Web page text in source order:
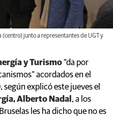
junto a representantes de UGT y
y Turismo“da por
acordados en el
, según explicó este jueves el
Alberto Nadal , a los
les ha dicho que no es